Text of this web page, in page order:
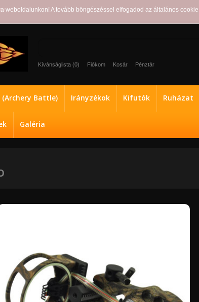
Kívánságlista (0) Fiókom Kosár Pénztár
(Archery Battle) Irányzékok Kifutók Ruházat
Galéria
A tovább böngészéssel elfogadod az általános